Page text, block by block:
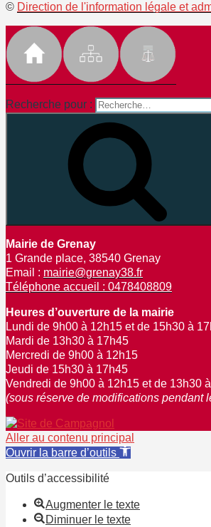
© Direction de l'information légale et
Recherche pour :
Mairie de Grenay
1 Grande place, 38540 Grenay
Email : mairie@grenay38.fr
Téléphone accueil : 0478408809
Heures d’ouverture de la mairie
Lundi de 9h00 à 12h15 et de 15h30 à
Mardi de 13h30 à 17h45
Mercredi de 9h00 à 12h15
Jeudi de 15h30 à 17h45
Vendredi de 9h00 à 12h15 et de 13h30
(sous réserve de modifications pendant
Aller au contenu principal
Ouvrir la barre d’outils
Outils d’accessibilité
Augmenter le texte
Diminuer le texte